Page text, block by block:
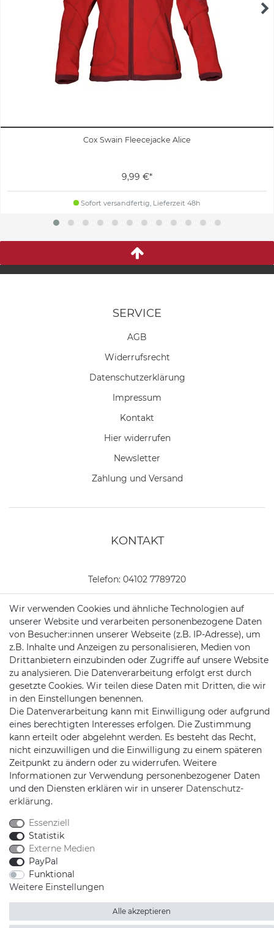
Cox Swain Fleecejacke Alice
9,99 €*
Sofort versandfertig, Lieferzeit 48h
SERVICE
AGB
Widerrufs­recht
Daten­schutz­erklärung
Impressum
Kontakt
Hier widerrufen
Newsletter
Zahlung und Versand
KONTAKT
Telefon: 04102 7789720
Mail:
kundenservice@motionandsports.de
Jochim-Klindt-Str. 5
22926 Ahrensburg
Schnellversand auf Facebook
Schnellversand auf Twitter
Schnellversand auf YouTube
Schnellversand auf
Schnellversand
2026 Schnellversand
*Alle Preise inkl. MwSt., zzgl. Versandkosten
Wir verwenden Cookies und ähnliche Technologien auf
unserer Website und verarbeiten personenbezogene Daten
von Besucher:innen unserer Webseite (z.B. IP-Adresse), um
z.B. Inhalte und Anzeigen zu personalisieren, Medien von
Drittanbietern einzubinden oder Zugriffe auf unsere Website
zu analysieren. Die Datenverarbeitung erfolgt erst durch
gesetzte Cookies. Wir teilen diese Daten mit Dritten, die wir
in den Einstellungen benennen.
Die Datenverarbeitung kann mit Einwilligung oder aufgrund
eines berechtigten Interesses erfolgen. Die Zustimmung
kann erteilt oder abgelehnt werden. Es besteht das Recht,
nicht einzuwilligen und die Einwilligung zu einem späteren
Zeitpunkt zu ändern oder zu widerrufen. Weitere
Informationen zur Verwendung personenbezogener Daten
und den Diensten erklären wir in unserer Daten­schutz­
erklärung.
Essenziell
Statistik
Externe Medien
PayPal
Funktional
Weitere Einstellungen
Alle akzeptieren